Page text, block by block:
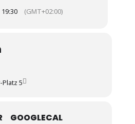
(GMT+02:00)
5
GOOGLECAL